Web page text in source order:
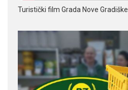
Turistički film Grada Nove Gradiške